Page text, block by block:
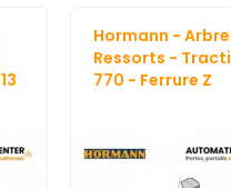
Hormann -
Ressorts -
770 - Ferrure Z